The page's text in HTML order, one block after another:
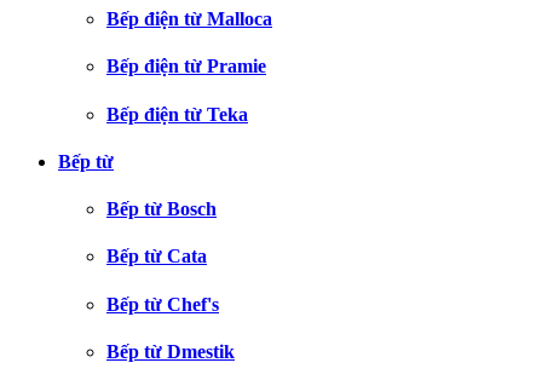
Bếp điện từ Malloca
Bếp điện từ Pramie
Bếp điện từ Teka
Bếp từ
Bếp từ Bosch
Bếp từ Cata
Bếp từ Chef's
Bếp từ Dmestik